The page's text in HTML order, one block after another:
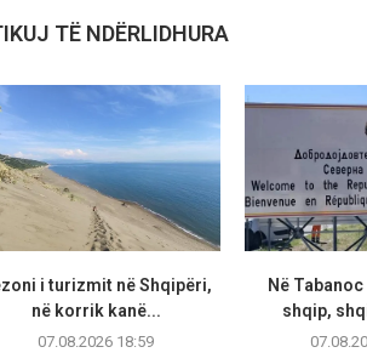
TË NDËRLIDHURA
i turizmit në Shqipëri,
në korrik kanë...
07.08.2026 18:59
Në
shqip,